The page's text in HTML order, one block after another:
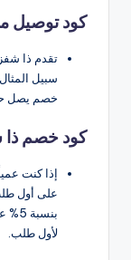
كود توصيل
تقدم ذا
خصم يصل حتى 70% على كافة
كود خصم
إذا كنت
لأول طلب.